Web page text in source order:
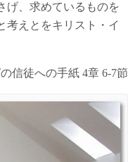
げ、求めているものを
考えとをキリスト・イ
信徒への手紙 4章 6-7節